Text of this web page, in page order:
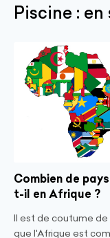
Piscine : en
Combien de
t-il en Afrique ?
Il est de coutume de
que l'Afrique est